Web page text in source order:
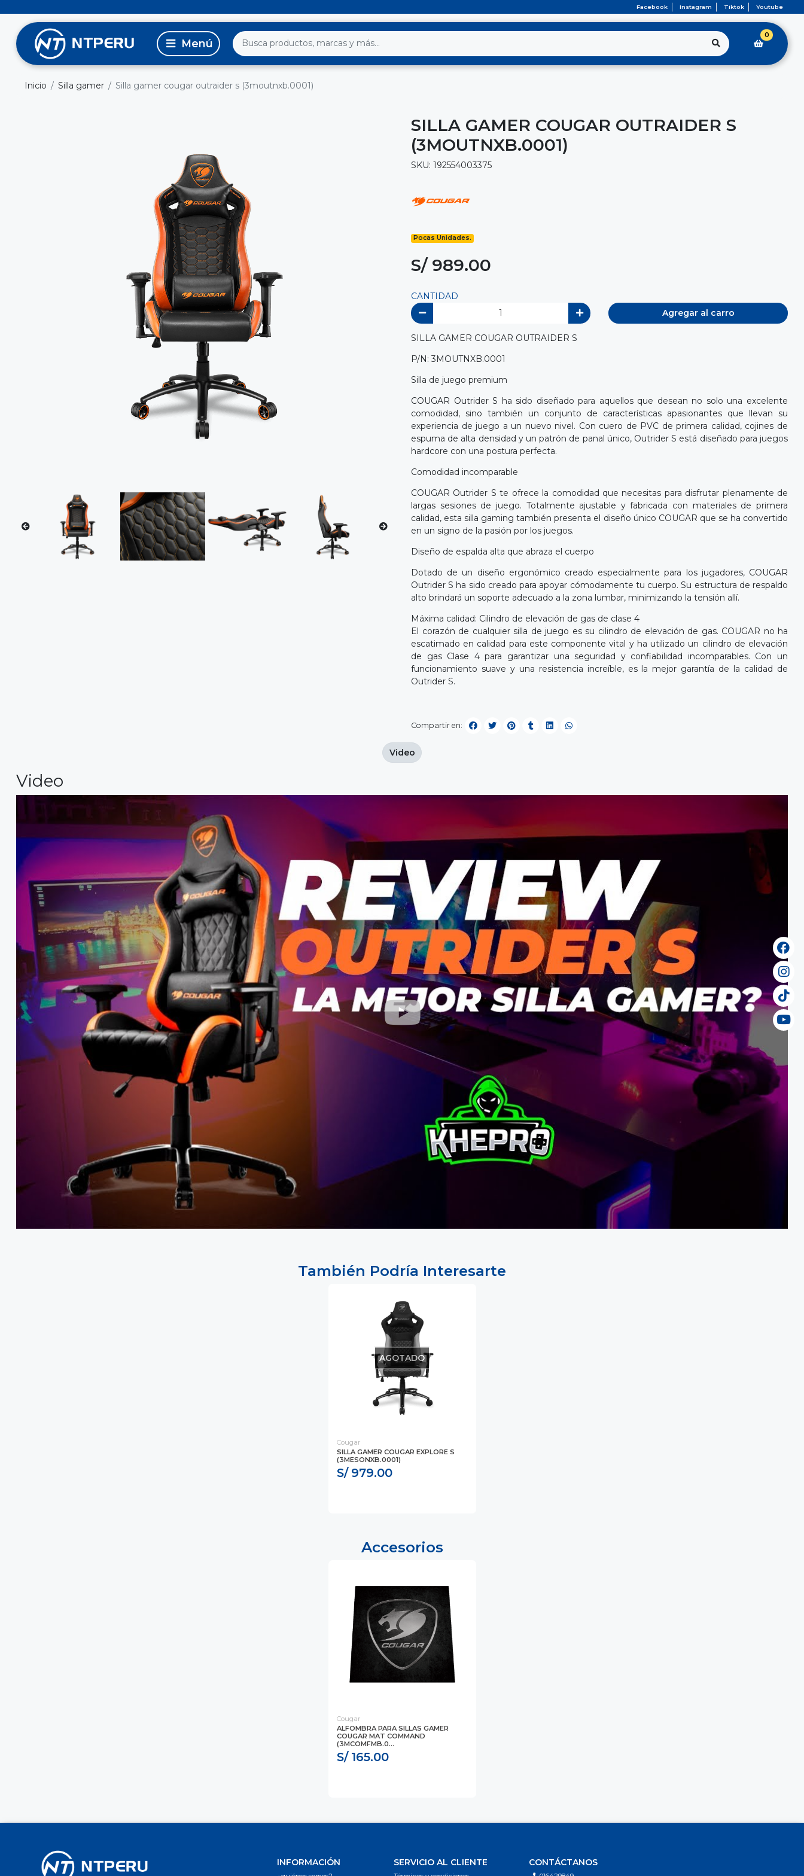
Facebook Instagram Tiktok Youtube
0
Inicio Silla gamer Silla gamer cougar outraider s (3moutnxb.0001)
SILLA GAMER COUGAR OUTRAIDER S
(3MOUTNXB.0001)
SKU: 192554003375
Pocas Unidades.
S/ 989.00
CANTIDAD
Agregar al carro
SILLA GAMER COUGAR OUTRAIDER S
P/N: 3MOUTNXB.0001
Silla de juego premium
COUGAR Outrider S ha sido diseñado para aquellos que desean no solo una excelente
comodidad, sino también un conjunto de características apasionantes que llevan su
experiencia de juego a un nuevo nivel. Con cuero de PVC de primera calidad, cojines de
espuma de alta densidad y un patrón de panal único, Outrider S está diseñado para juegos
hardcore con una postura perfecta.
Comodidad incomparable
COUGAR Outrider S te ofrece la comodidad que necesitas para disfrutar plenamente de
largas sesiones de juego. Totalmente ajustable y fabricada con materiales de primera
calidad, esta silla gaming también presenta el diseño único COUGAR que se ha convertido
en un signo de la pasión por los juegos.
Diseño de espalda alta que abraza el cuerpo
Dotado de un diseño ergonómico creado especialmente para los jugadores, COUGAR
Outrider S ha sido creado para apoyar cómodamente tu cuerpo. Su estructura de respaldo
alto brindará un soporte adecuado a la zona lumbar, minimizando la tensión allí.
Máxima calidad: Cilindro de elevación de gas de clase 4
El corazón de cualquier silla de juego es su cilindro de elevación de gas. COUGAR no ha
escatimado en calidad para este componente vital y ha utilizado un cilindro de elevación
de gas Clase 4 para garantizar una seguridad y confiabilidad incomparables. Con un
funcionamiento suave y una resistencia increíble, es la mejor garantía de la calidad de
Outrider S.
Compartir en:
Video
Video
También Podría Interesarte
AGOTADO
Cougar
SILLA GAMER COUGAR EXPLORE S
(3MESONXB.0001)
S/ 979.00
Accesorios
Cougar
ALFOMBRA PARA SILLAS GAMER
COUGAR MAT COMMAND
(3MCOMFMB.0...
S/ 165.00
INFORMACIÓN SERVICIO AL CLIENTE CONTÁCTANOS